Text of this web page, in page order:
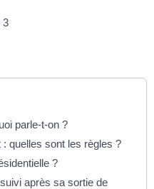
3
parle-t-on ?
quelles sont les règles ?
?
après sa sortie de